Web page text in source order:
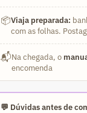
📦Viaja preparada:
com as folhas.
📬Na chegada, o
encomenda
💬 Dúvidas antes de